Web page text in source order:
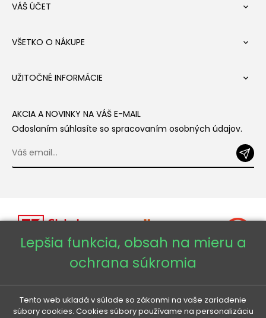
VÁŠ ÚČET 
VŠETKO O NÁKUPE 
UŽITOČNÉ INFORMÁCIE 
AKCIA A NOVINKY NA VÁŠ E-MAIL
Odoslaním súhlasíte so spracovaním osobných údajov.
Copyright © 2026 - Veneti™
Veneti SK
Lepšia funkcia, obsah na mieru a
ochrana súkromia
Tento web ukladá v súlade so zákonmi na vaše zariadenie
súbory cookies. Cookies súbory používame na personalizáciu